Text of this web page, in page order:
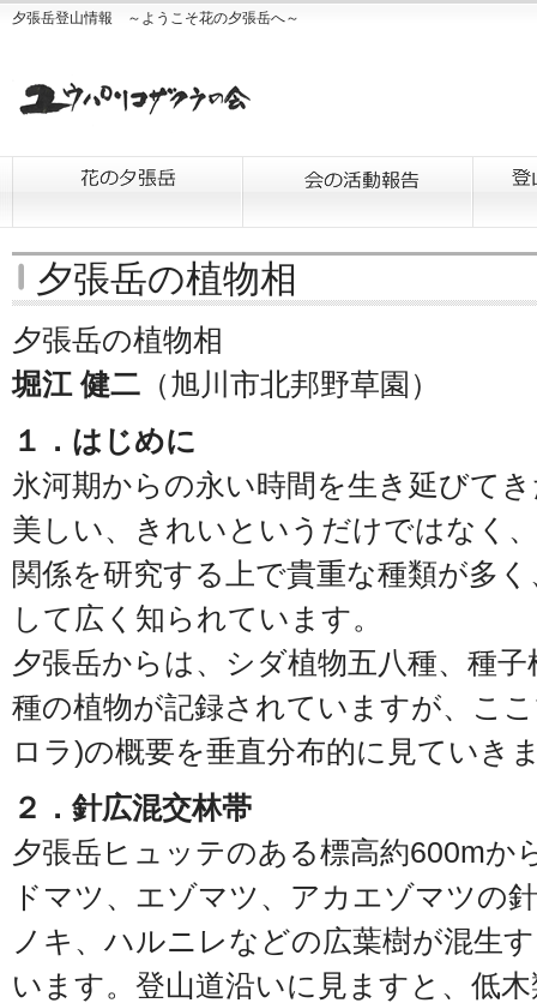
夕張岳登山情報 ～ようこそ花の夕張岳へ～
夕張岳の植物相
夕張岳の植物相
堀江 健二 （旭川市北邦野草園）
１．はじめに
氷河期からの永い時間を生き延びて
美しい、きれいというだけではなく
関係を研究する上で貴重な種類が多
して広く知られています。
夕張岳からは、シダ植物五八種、種
種の植物が記録されていますが、こ
ロラ)の概要を垂直分布的に見ていき
２．針広混交林帯
夕張岳ヒュッテのある標高約600mか
ドマツ、エゾマツ、アカエゾマツの
ノキ、ハルニレなどの広葉樹が混生
います。登山道沿いに見ますと、低